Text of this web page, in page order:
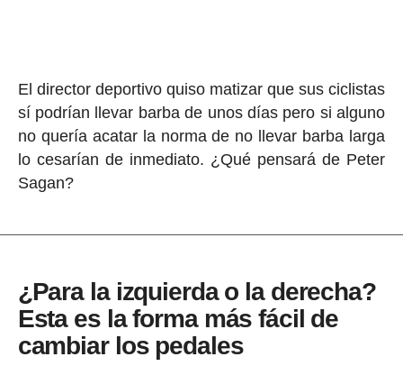
El director deportivo quiso matizar que sus ciclistas
sí podrían llevar barba de unos días pero si alguno
no quería acatar la norma de no llevar barba larga
lo cesarían de inmediato. ¿Qué pensará de Peter
Sagan?
¿Para la izquierda o la derecha?
Esta es la forma más fácil de
cambiar los pedales